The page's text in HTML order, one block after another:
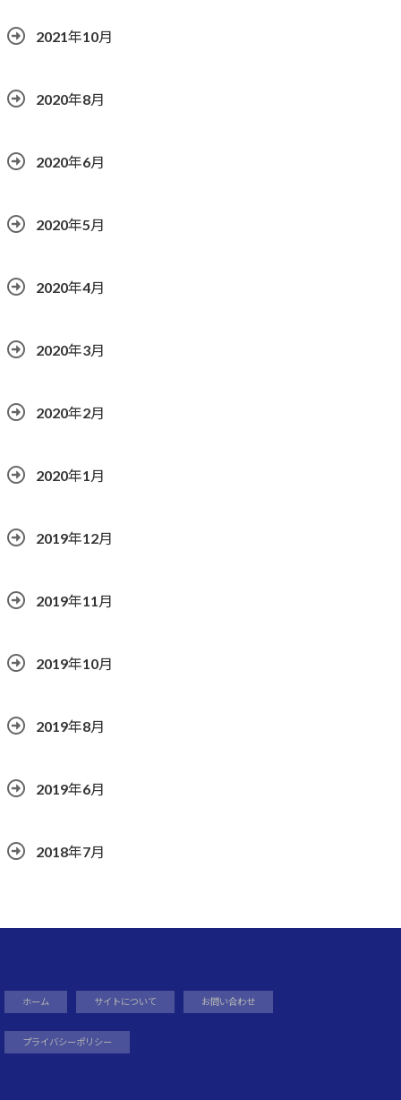
2021年10月
2020年8月
2020年6月
2020年5月
2020年4月
2020年3月
2020年2月
2020年1月
2019年12月
2019年11月
2019年10月
2019年8月
2019年6月
2018年7月
ホーム サイトについて お問い合わせ
プライバシーポリシー